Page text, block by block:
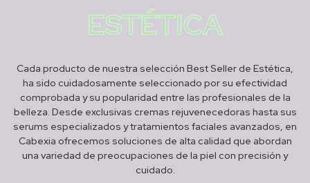
ESTÉTICA
Cada producto de nuestra selección Best Seller de Estética,
ha sido cuidadosamente seleccionado por su efectividad
comprobada y su popularidad entre las profesionales de la
belleza. Desde exclusivas cremas rejuvenecedoras hasta sus
serums especializados y tratamientos faciales avanzados, en
Cabexia ofrecemos soluciones de alta calidad que abordan
una variedad de preocupaciones de la piel con precisión y
cuidado.